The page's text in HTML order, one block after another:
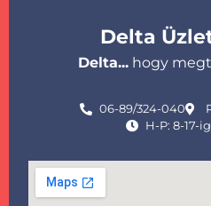
Delta
Delta... hogy
06-89/324-040
H-P: 8-17-